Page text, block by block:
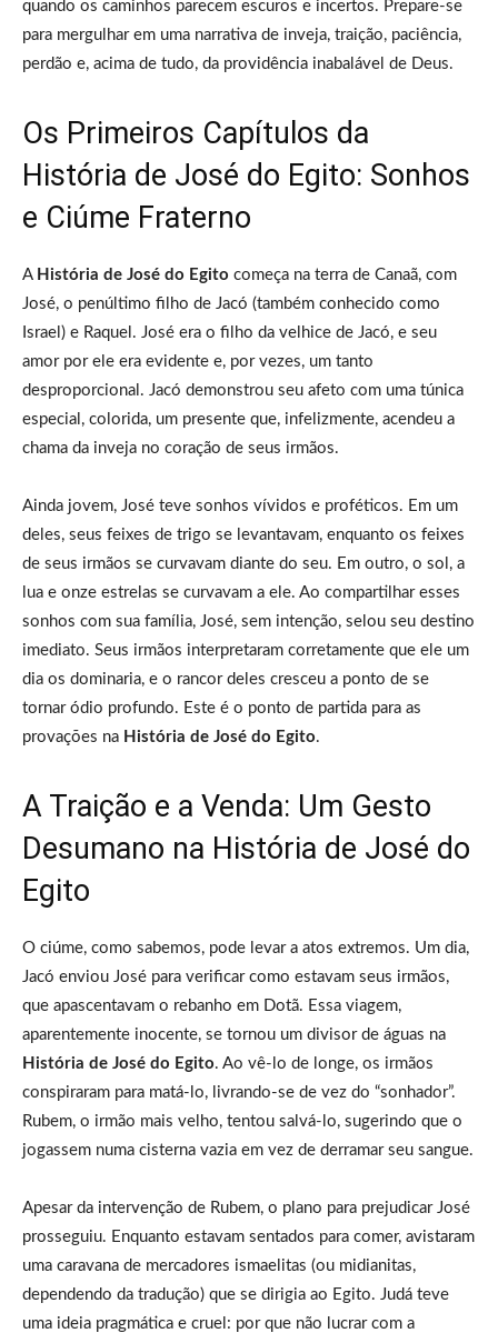
quando os caminhos parecem escuros e incertos. Prepare-se
para mergulhar em uma narrativa de inveja, traição, paciência,
perdão e, acima de tudo, da providência inabalável de Deus.
Os Primeiros Capítulos da
História de José do Egito: Sonhos
e Ciúme Fraterno
A História de José do Egito começa na terra de Canaã, com
José, o penúltimo filho de Jacó (também conhecido como
Israel) e Raquel. José era o filho da velhice de Jacó, e seu
amor por ele era evidente e, por vezes, um tanto
desproporcional. Jacó demonstrou seu afeto com uma túnica
especial, colorida, um presente que, infelizmente, acendeu a
chama da inveja no coração de seus irmãos.
Ainda jovem, José teve sonhos vívidos e proféticos. Em um
deles, seus feixes de trigo se levantavam, enquanto os feixes
de seus irmãos se curvavam diante do seu. Em outro, o sol, a
lua e onze estrelas se curvavam a ele. Ao compartilhar esses
sonhos com sua família, José, sem intenção, selou seu destino
imediato. Seus irmãos interpretaram corretamente que ele um
dia os dominaria, e o rancor deles cresceu a ponto de se
tornar ódio profundo. Este é o ponto de partida para as
provações na História de José do Egito.
A Traição e a Venda: Um Gesto
Desumano na História de José do
Egito
O ciúme, como sabemos, pode levar a atos extremos. Um dia,
Jacó enviou José para verificar como estavam seus irmãos,
que apascentavam o rebanho em Dotã. Essa viagem,
aparentemente inocente, se tornou um divisor de águas na
História de José do Egito. Ao vê-lo de longe, os irmãos
conspiraram para matá-lo, livrando-se de vez do “sonhador”.
Rubem, o irmão mais velho, tentou salvá-lo, sugerindo que o
jogassem numa cisterna vazia em vez de derramar seu sangue.
Apesar da intervenção de Rubem, o plano para prejudicar José
prosseguiu. Enquanto estavam sentados para comer, avistaram
uma caravana de mercadores ismaelitas (ou midianitas,
dependendo da tradução) que se dirigia ao Egito. Judá teve
uma ideia pragmática e cruel: por que não lucrar com a